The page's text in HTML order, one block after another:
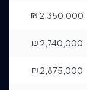
₪ 2,350,000
₪ 2,740,000
₪ 2,875,000